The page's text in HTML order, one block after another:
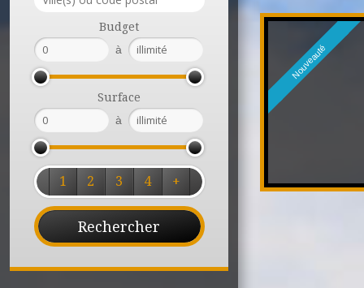
Budget
à
Surface
à
1 2 3 4 +
Nouveauté